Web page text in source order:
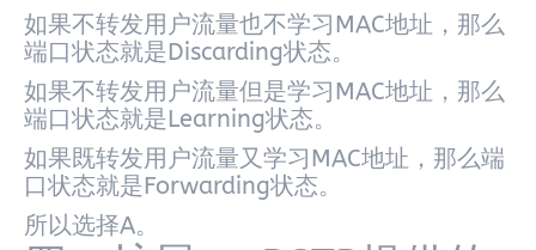
如果不转发用户流量也不学习MAC地址，那么
端口状态就是Discarding状态。
如果不转发用户流量但是学习MAC地址，那么
端口状态就是Learning状态。
如果既转发用户流量又学习MAC地址，那么端
口状态就是Forwarding状态。
所以选择A。